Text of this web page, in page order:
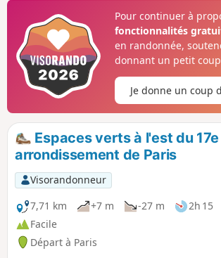
tombes, parfois difficiles à localiser.
Pour continuer à
fonctionnalités
en randonnée,
donnant un petit
Je donne un coup
Espaces verts à l'est du 17e
arrondissement de Paris
Visorandonneur
7,71 km
+7 m -27 m
2h 15
Facile
Départ à Paris